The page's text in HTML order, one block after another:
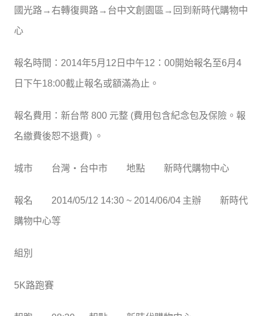
國光路→右轉復興路→台中文創園區→回到新時代購物中
心
報名時間：2014年5月12日中午12：00開始報名至6月4
日下午18:00截止報名或額滿為止。
報名費用：新台幣 800 元整 (費用包含紀念包及保險。報
名繳費後恕不退費) 。
城市 台灣‧台中市 地點 新時代購物中心
報名 2014/05/12 14:30 ~ 2014/06/04 主辦 新時代
購物中心等
組別
5K路跑賽